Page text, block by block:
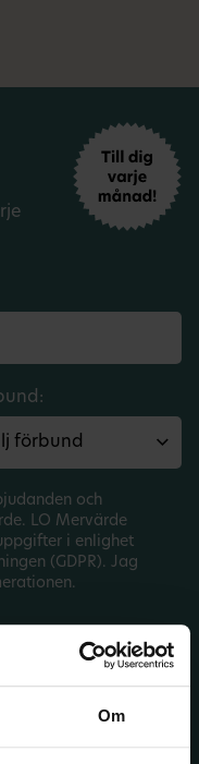
Om
och
LO Mervärde
i enlighet
(GDPR). Jag